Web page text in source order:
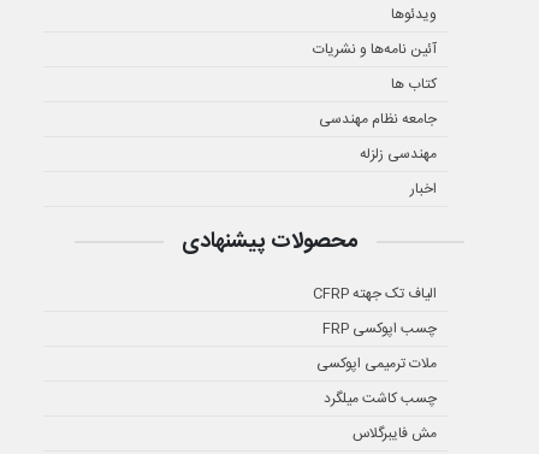
ویدئوها
آئین نامه‌ها و نشریات
کتاب ها
جامعه نظام مهندسی
مهندسی زلزله
اخبار
محصولات پیشنهادی
الیاف تک جهته CFRP
چسب اپوکسی FRP
ملات ترمیمی اپوکسی
چسب کاشت میلگرد
مش فایبرگلاس